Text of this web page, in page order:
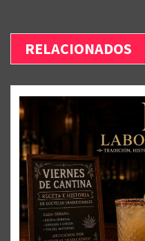
RELACIONADOS